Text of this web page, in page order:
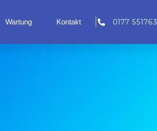
Wartung Kontakt 0177